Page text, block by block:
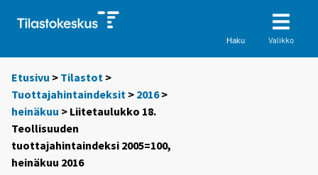
Haku Valikko
Etusivu > Tilastot >
Tuottajahintaindeksit > 2016>
heinäkuu > Liitetaulukko 18.
Teollisuuden
tuottajahintaindeksi 2005=100,
heinäkuu 2016